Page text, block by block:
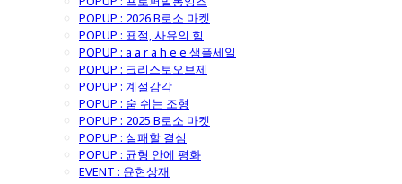
POPUP : 2026 B로소 마켓
POPUP : 표절, 사유의 힘
POPUP : a a r a h e e 샘플세일
POPUP : 크리스토오브제
POPUP : 계절감각
POPUP : 숨 쉬는 조형
POPUP : 2025 B로소 마켓
POPUP : 실패할 결심
POPUP : 균형 안에 평화
EVENT : 윤현상재